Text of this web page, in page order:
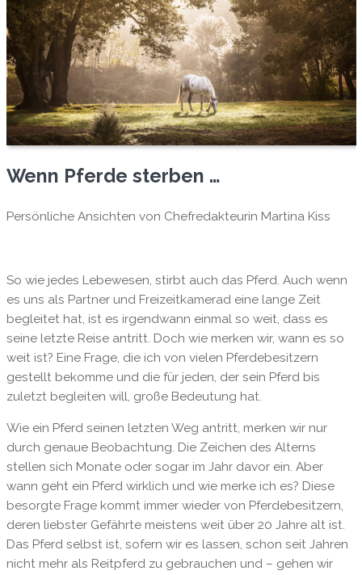
Wenn Pferde sterben …
Persönliche Ansichten von Chefredakteurin Martina Kiss
So wie jedes Lebewesen, stirbt auch das Pferd. Auch wenn
es uns als Partner und Freizeitkamerad eine lange Zeit
begleitet hat, ist es irgendwann einmal so weit, dass es
seine letzte Reise antritt. Doch wie merken wir, wann es so
weit ist? Eine Frage, die ich von vielen Pferdebesitzern
gestellt bekomme und die für jeden, der sein Pferd bis
zuletzt begleiten will, große Bedeutung hat.
Wie ein Pferd seinen letzten Weg antritt, merken wir nur
durch genaue Beobachtung. Die Zeichen des Alterns
stellen sich Monate oder sogar im Jahr davor ein. Aber
wann geht ein Pferd wirklich und wie merke ich es? Diese
besorgte Frage kommt immer wieder von Pferdebesitzern,
deren liebster Gefährte meistens weit über 20 Jahre alt ist.
Das Pferd selbst ist, sofern wir es lassen, schon seit Jahren
nicht mehr als Reitpferd zu gebrauchen und – gehen wir